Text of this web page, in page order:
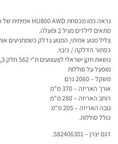
נראה כמו מכסחת HU800 AWD אמיתית של הוסקוורנה.
מתאים לילדים מגיל 2 ומעלה.
צליל מנוע אמיתי, המנוע נדלק כשמתניעים
כפתור הדלקה / כיבוי.
נושאת תקן ישראלי לצעצועים ת"י 562 חלק 3, 2, 1
מופעל על סוללות
משקל – 2060 גרם
אורך האריזה – 370 מ"מ
רוחב האריזה – 280 מ"מ
גובה האריזה – 205 מ"מ
כולל סוללות.
דגם יצרן –